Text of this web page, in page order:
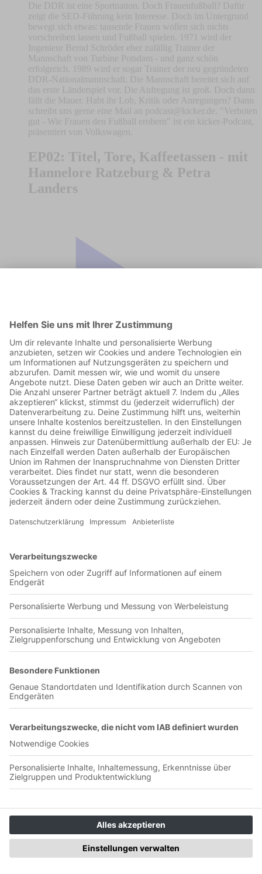
Die DDR ist eine Sportnation. Doch Frauenfußball? Dafür
zeigt die SED-Führung kein Interesse. Doch im Untergrund
bewegt sich etwas: tausende Frauen wollen sich nichts
vorschreiben lassen und Fußball spielen. 1971 wird der
Ingenieur Bernd Schröder eher zufällig Trainer der
Mannschaft von Turbine Potsdam - und ganz schön
erfolgreich. 1989 wird er sogar Trainer der neu gegründeten
DDR-Nationalmannschaft. Die Mannschaft bereitet sich auf
das erste Länderspiel vor. Die Aufregung ist groß. Doch dann
fällt die Mauer. Habt ihr Lob, Kritik oder Anregungen? Dann
schreibt uns gerne eine Mail an podcast@kicker.de . "Verboten
gut - Wie Frauen den Fußball erobern" ist ein kicker-Podcast,
präsentiert von Volkswagen.
EP02: Titel, Tore, Kaffeetassen - mit
Hannelore Ratzeburg & Petra
Landers
Jetzt in der App abspielen
00:37:36
die es mit den mächtigen DFB-Funktionären aufnimmt, ist
Hannelore Ratzeburg. Sie kämpft für mehr
Gleichberechtigung und Sichtbarkeit der Frauen. Mit Erfolg:
die Frauen-Nationalmannschaft wird gegründet. Und steht vor
ihrer ersten großen Herausforderung: Die Heim-EM 1989.